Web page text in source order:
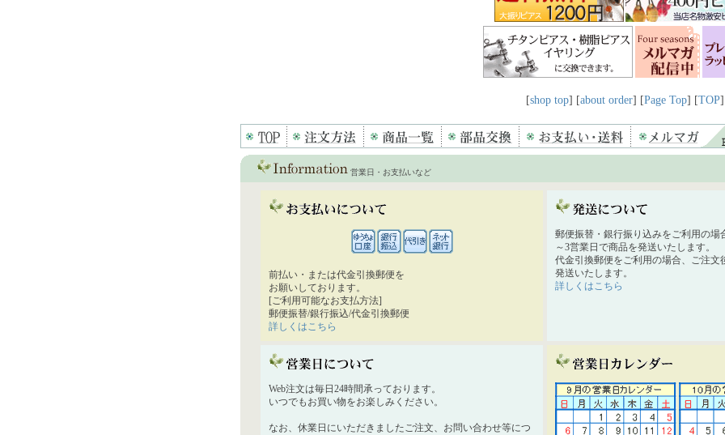
[shop top] [about order] [Page Top] [TOP]
営業日・お支払いなど
前払い・または代金引換郵便を
お願いしております。
[ご利用可能なお支払方法]
郵便振替/銀行振込/代金引換郵便
詳しくはこちら
郵便振替・銀行振り込みをご利用の場
～3営業日で商品を発送いたします。
代金引換郵便をご利用の場合、ご注文
発送いたします。
詳しくはこちら
Web注文は毎日24時間承っております。
いつでもお買い物をお楽しみください。
なお、休業日にいただきましたご注文、お問い合わせ等につ